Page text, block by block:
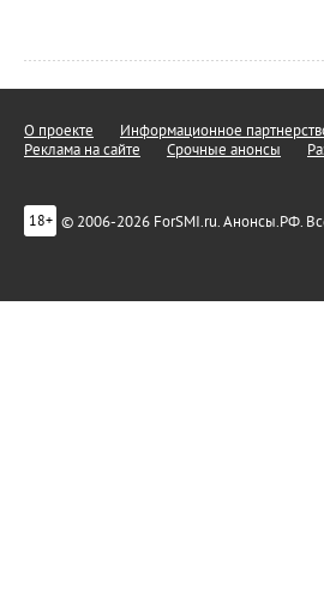
О проекте Информационное
Реклама на сайте
Срочные анонсы
18+ © 2006-2026 ForSMI.ru. Анонсы.РФ.